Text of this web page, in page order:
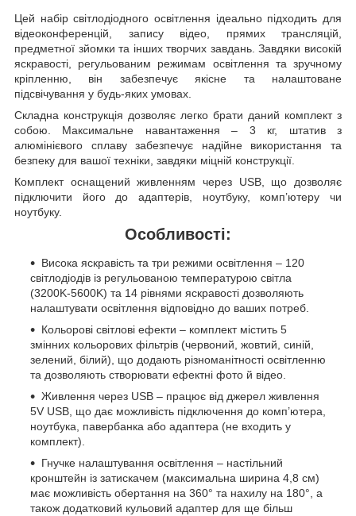
Цей набір світлодіодного освітлення ідеально підходить для
відеоконференцій, запису відео, прямих трансляцій,
предметної зйомки та інших творчих завдань. Завдяки високій
яскравості, регульованим режимам освітлення та зручному
кріпленню, він забезпечує якісне та налаштоване
підсвічування у будь-яких умовах.
Складна конструкція дозволяє легко брати даний комплект з
собою. Максимальне навантаження – 3 кг, штатив з
алюмінієвого сплаву забезпечує надійне використання та
безпеку для вашої техніки, завдяки міцній конструкції.
Комплект оснащений живленням через USB, що дозволяє
підключити його до адаптерів, ноутбуку, комп’ютеру чи
ноутбуку.
Особливості:
Висока яскравість та три режими освітлення – 120
світлодіодів із регульованою температурою світла
(3200K-5600K) та 14 рівнями яскравості дозволяють
налаштувати освітлення відповідно до ваших потреб.
Кольорові світлові ефекти – комплект містить 5
змінних кольорових фільтрів (червоний, жовтий, синій,
зелений, білий), що додають різноманітності освітленню
та дозволяють створювати ефектні фото й відео.
Живлення через USB – працює від джерел живлення
5V USB, що дає можливість підключення до комп’ютера,
ноутбука, павербанка або адаптера (не входить у
комплект).
Гнучке налаштування освітлення – настільний
кронштейн із затискачем (максимальна ширина 4,8 см)
має можливість обертання на 360° та нахилу на 180°, а
також додатковий кульовий адаптер для ще більш